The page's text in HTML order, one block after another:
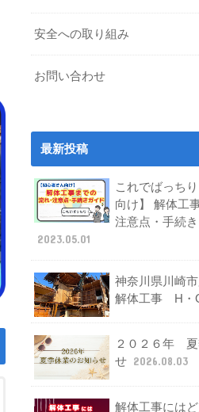
安全への取り組み
お問い合わせ
最新投稿
これでばっち
向け】 解体工
注意点・手続
2023.05.01
神奈川県川崎
解体工事 H・
２０２６年 夏
せ 2026.08.03
解体工事には